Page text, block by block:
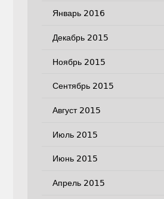
Январь 2016
Декабрь 2015
Ноябрь 2015
Сентябрь 2015
Август 2015
Июль 2015
Июнь 2015
Апрель 2015